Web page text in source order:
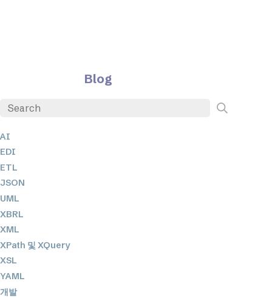
Blog
AI
EDI
ETL
JSON
UML
XBRL
XML
XPath 및 XQuery
XSL
YAML
개발